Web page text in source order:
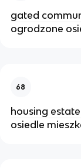
gated
ogrodzone
68
housing estate
osiedle